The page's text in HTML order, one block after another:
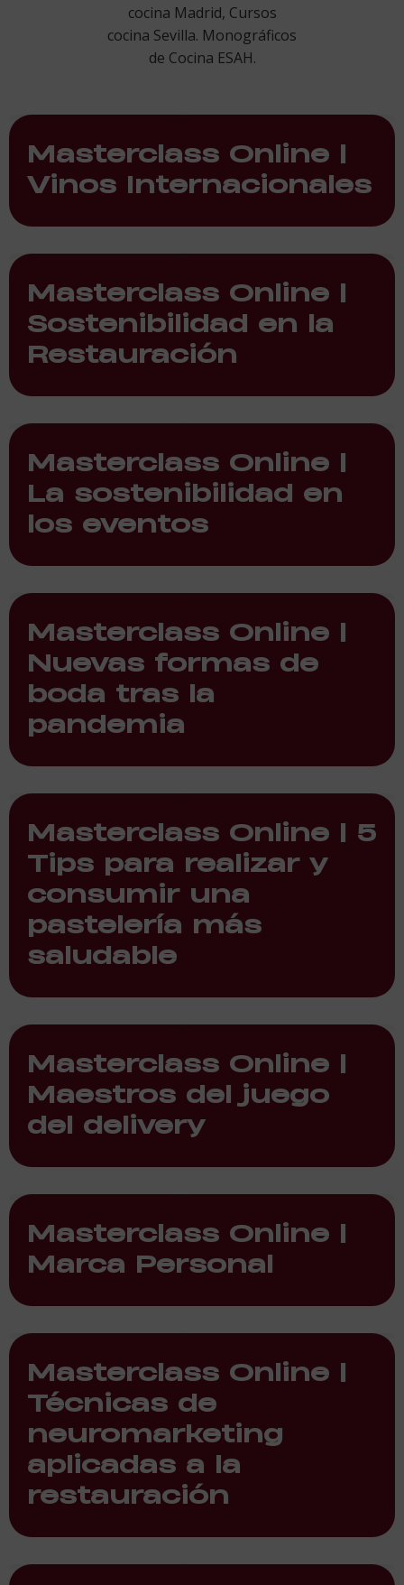
cocina Madrid, Cursos
cocina Sevilla. Monográficos
de Cocina ESAH.
Masterclass Online |
Vinos Internacionales
Masterclass Online |
Sostenibilidad en la
Restauración
Masterclass Online |
La sostenibilidad en
los eventos
Masterclass Online |
Nuevas formas de
boda tras la
pandemia
Masterclass Online | 5
Tips para realizar y
consumir una
pastelería más
saludable
Masterclass Online |
Maestros del juego
del delivery
Masterclass Online |
Marca Personal
Masterclass Online |
Técnicas de
neuromarketing
aplicadas a la
restauración